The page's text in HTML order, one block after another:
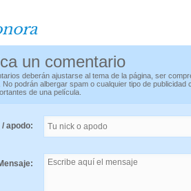
un comentario
deberán ajustarse al tema de la página, ser
No podrán albergar spam o cualquier tipo de publicidad
de una película.
/ apodo: